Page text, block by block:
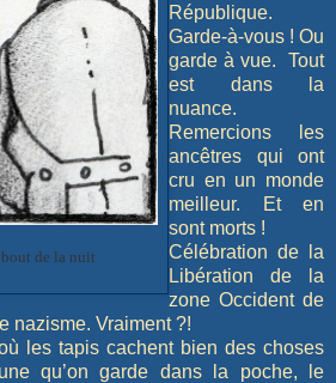
de la nuit
République.
Garde-à-vous ! Ou
garde à vue. Tout
est dans la
nuance.
Remercions les
ancêtres qui ont
cru en un monde
meilleur. Et en
sont morts !
Célébration de la
Libération de la
zone Occident de
nazisme. Vraiment ?!
les tapis cachent bien des choses
qu’on garde dans la poche, le